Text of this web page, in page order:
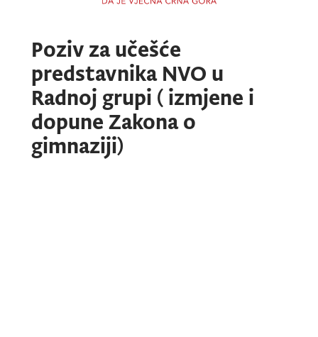
Poziv za učešće
predstavnika NVO u
Radnoj grupi ( izmjene i
dopune Zakona o
gimnaziji)